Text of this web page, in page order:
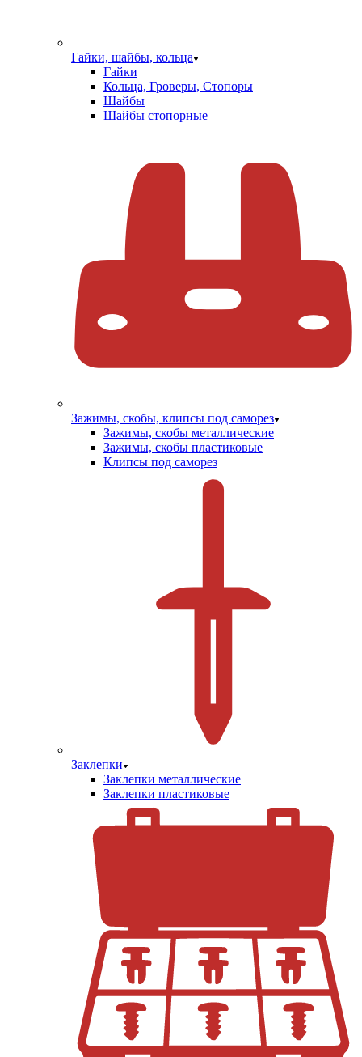
Гайки, шайбы, кольца
Гайки
Кольца, Гроверы, Стопоры
Шайбы
Шайбы стопорные
Зажимы, скобы, клипсы под саморез
Зажимы, скобы металлические
Зажимы, скобы пластиковые
Клипсы под саморез
Заклепки
Заклепки металлические
Заклепки пластиковые